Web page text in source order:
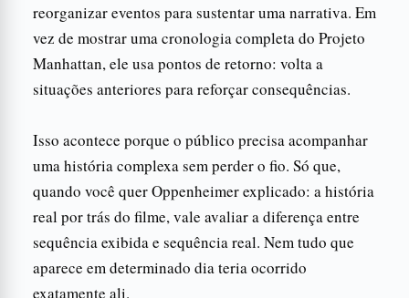
reorganizar eventos para sustentar uma narrativa. Em
vez de mostrar uma cronologia completa do Projeto
Manhattan, ele usa pontos de retorno: volta a
situações anteriores para reforçar consequências.
Isso acontece porque o público precisa acompanhar
uma história complexa sem perder o fio. Só que,
quando você quer Oppenheimer explicado: a história
real por trás do filme, vale avaliar a diferença entre
sequência exibida e sequência real. Nem tudo que
aparece em determinado dia teria ocorrido
exatamente ali.